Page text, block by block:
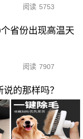
阅读 5753
省份出现高温天
阅读 7907
的那样吗？